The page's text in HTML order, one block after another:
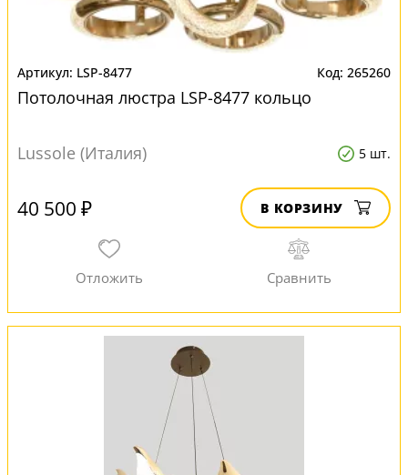
LSP-8477 265260
Потолочная люстра LSP-8477 кольцо
Lussole (Италия) 5 шт.
40 500 ₽ В КОРЗИНУ